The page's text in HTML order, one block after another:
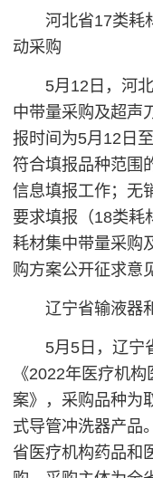
河北省17类耗材
动采购
5月12日，河北
中带量采购及超声
报时间为5月12日
符合填报品种范围
信息填报工作；无
要求填报（18类耗
耗材集中带量采购
购方案公开征求意
辽宁省输液器和
5月5日，辽宁省
《2022年医疗机
案》，采购品种为
式导管冲洗器产品
省医疗机构药品和